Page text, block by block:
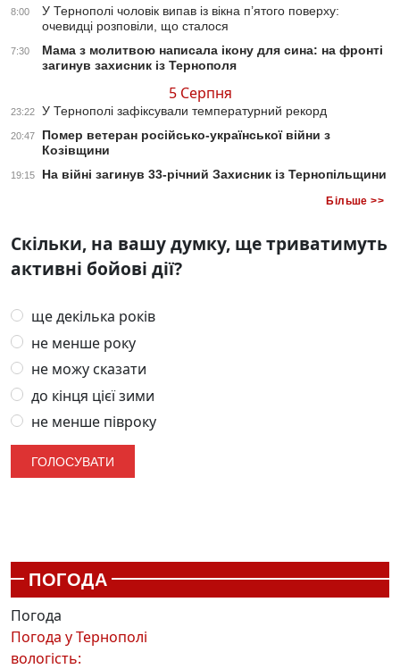
8:00
У Тернополі чоловік випав із вікна п’ятого поверху:
очевидці розповіли, що сталося
7:30
Мама з молитвою написала ікону для сина: на фронті
загинув захисник із Тернополя
5 Серпня
23:22 У Тернополі зафіксували температурний рекорд
20:47
Помер ветеран російсько-української війни з
Козівщини
19:15 На війні загинув 33-річний Захисник із Тернопільщини
Більше >>
Скільки, на вашу думку, ще триватимуть
активні бойові дії?
ще декілька років
не менше року
не можу сказати
до кінця цієї зими
не менше півроку
ПОГОДА
Погода
Погода уТернополі
вологість: